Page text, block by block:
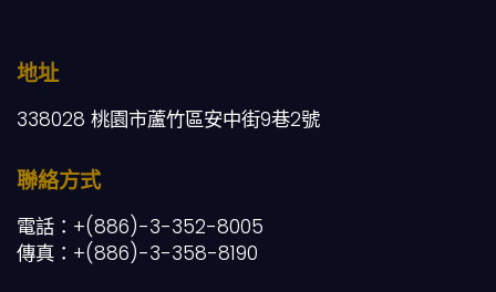
地址
338028 桃園市蘆竹區安中街9巷2號
聯絡方式
電話：+(886)-3-352-8005
傳真：+(886)-3-358-8190